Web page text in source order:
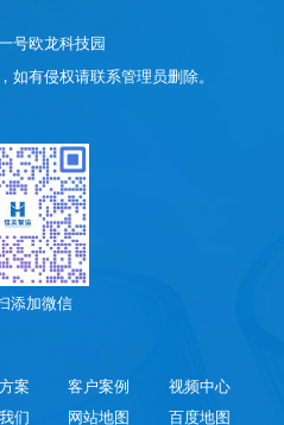
号欧龙科技园
如有侵权请联系管理员删除。
添加微信
案 客户案例
视频中心
们 网站地图 百度地图